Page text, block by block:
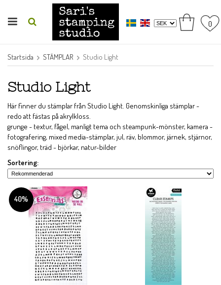
0
Startsida STÄMPLAR Studio Light
Studio Light
Här finner du stämplar från Studio Light. Genomskinliga stämplar -
redo att fästas på akrylkloss.
grunge - textur, fågel, manligt tema och steampunk-mönster, kamera -
fotografering, mixed media-stämplar, jul, räv, blommor, järnek, stjärnor,
snöflingor, träd - björkar, natur-bilder
Sortering:
40%